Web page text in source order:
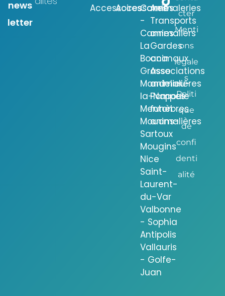
news
letter
AccessoiresAccessoires
Cannes
-
Cannes
La
Bocca
Grasse
Mandelieu-
la-Napoule
Menton
Mouans-
Sartoux
Mougins
Nice
Saint-
Laurent-
du-Var
Valbonne
- Sophia
Antipolis
Vallauris
- Golfe-
Juan
Animaleries
Transports
animaliers
Gardes
animaux
Associations
animalières
Pompes
funèbres
animalières
cter
Menti
ons
légale
s
Politi
que
de
confi
denti
alité